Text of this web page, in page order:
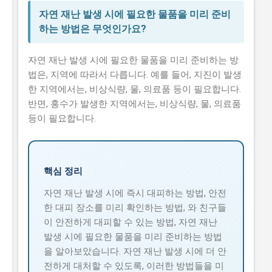
자연 재난 발생 시에 필요한 물품을 미리 준비
하는 방법은 무엇인가요?
자연 재난 발생 시에 필요한 물품을 미리 준비하는 방
법은, 지역에 따라서 다릅니다. 예를 들어, 지진이 발생
한 지역에서는, 비상식량, 물, 의료품 등이 필요합니다.
반면, 홍수가 발생한 지역에서는, 비상식량, 물, 의료품
등이 필요합니다.
핵심 정리
자연 재난 발생 시에 즉시 대피하는 방법, 안전
한 대피 장소를 미리 확인하는 방법, 와 친구들
이 안전하게 대피할 수 있는 방법, 자연 재난
발생 시에 필요한 물품을 미리 준비하는 방법
을 알아보았습니다. 자연 재난 발생 시에 더 안
전하게 대처할 수 있도록, 이러한 방법들을 미